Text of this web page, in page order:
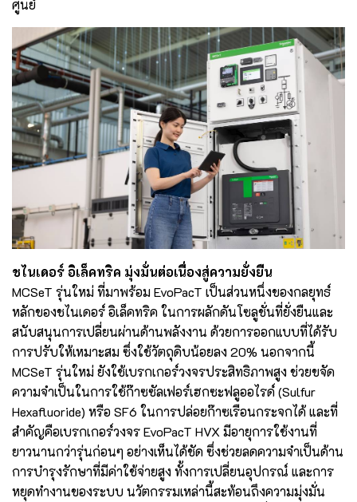
ศูนย์
ชไนเดอร์ อิเล็คทริค มุ่งมั่นต่อเนื่องสู่ความยั่งยืน
MCSeT รุ่นใหม่ ที่มาพร้อม EvoPacT เป็นส่วนหนึ่งของกลยุทธ์
หลักของชไนเดอร์ อิเล็คทริค ในการผลักดันโซลูชั่นที่ยั่งยืนและ
สนับสนุนการเปลี่ยนผ่านด้านพลังงาน ด้วยการออกแบบที่ได้รับ
การปรับให้เหมาะสม ซึ่งใช้วัตถุดิบน้อยลง 20% นอกจากนี้
MCSeT รุ่นใหม่ ยังใช้เบรกเกอร์วงจรประสิทธิภาพสูง ช่วยขจัด
ความจำเป็นในการใช้ก๊าซซัลเฟอร์เฮกซะฟลูออไรด์ (Sulfur
Hexafluoride) หรือ SF6 ในการปล่อยก๊าซเรือนกระจกได้ และที่
สำคัญคือเบรกเกอร์วงจร EvoPacT HVX มีอายุการใช้งานที่
ยาวนานกว่ารุ่นก่อนๆ อย่างเห็นได้ชัด ซึ่งช่วยลดความจำเป็นด้าน
การบำรุงรักษาที่มีค่าใช้จ่ายสูง ทั้งการเปลี่ยนอุปกรณ์ และการ
หยุดทำงานของระบบ นวัตกรรมเหล่านี้สะท้อนถึงความมุ่งมั่น